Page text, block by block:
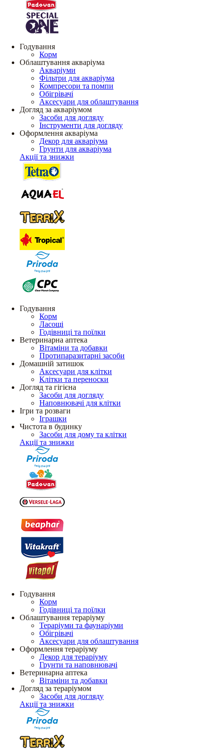
Годування
Корм
Облаштування акваріума
Акваріуми
Фільтри для акваріума
Компресори та помпи
Обігрівачі
Аксесуари для облаштування
Догляд за акваріумом
Засоби для догляду
Інструменти для догляду
Оформлення акваріума
Декор для акваріума
Грунти для акваріума
Акції та знижки
Годування
Корм
Ласощі
Годівниці та поїлки
Ветеринарна аптека
Вітаміни та добавки
Протипаразитарні засоби
Домашній затишок
Аксесуари для клітки
Клітки та переноски
Догляд та гігієна
Засоби для догляду
Наповнювачі для клітки
Ігри та розваги
Іграшки
Чистота в будинку
Засоби для дому та клітки
Акції та знижки
Годування
Корм
Годівниці та поїлки
Облаштування тераріуму
Тераріуми та фаунаріуми
Обігрівачі
Аксесуари для облаштування
Оформлення тераріуму
Декор для тераріуму
Грунти та наповнювачі
Ветеринарна аптека
Вітаміни та добавки
Догляд за тераріумом
Засоби для догляду
Акції та знижки